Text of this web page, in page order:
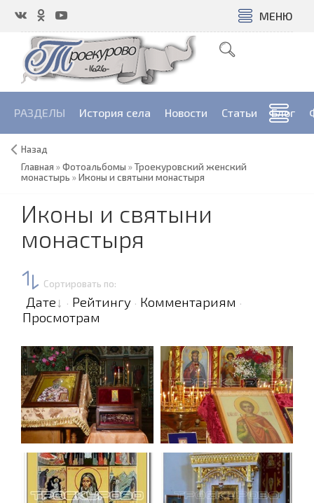
МЕНЮ
РАЗДЕЛЫ История села Новости Cтатьи Блог
Назад
Главная »Фотоальбомы »Троекуровский женский
монастырь »Иконы и святыни монастыря
Иконы и святыни
монастыря
Сортировать по:
Дате · Рейтингу · Комментариям ·
Просмотрам